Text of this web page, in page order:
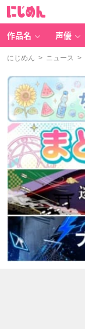
作品名 声優
にじめん > ニュース >